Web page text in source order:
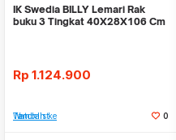
IK Swedia BILLY Lemari Rak
buku 3 Tingkat 40X28X106 Cm
Rp 1.124.900
Tambah ke Watchlist 0